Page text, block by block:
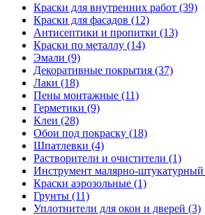
Краски для внутренних работ (39)
Краски для фасадов (12)
Антисептики и пропитки (13)
Краски по металлу (14)
Эмали (9)
Декоративные покрытия (37)
Лаки (18)
Пены монтажные (11)
Герметики (9)
Клеи (28)
Обои под покраску (18)
Шпатлевки (4)
Растворители и очистители (1)
Инструмент малярно-
Краски аэрозольные (1)
Грунты (11)
Уплотнители для окон и дверей (3)